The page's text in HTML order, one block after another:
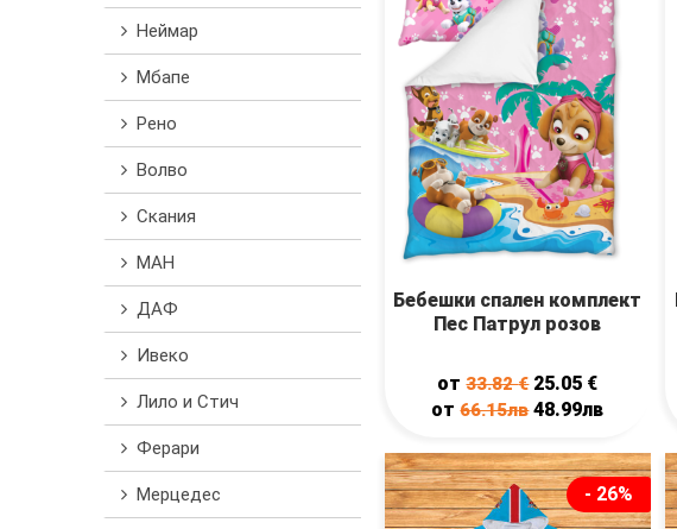
Неймар
Мбапе
Рено
Волво
Скания
МАН
ДАФ
Ивеко
Лило и Стич
Ферари
Мерцедес
Бебешки спален комплект
Пес Патрул розов
от33.82€ 25.05 €
от66.15лв 48.99лв
- 26%